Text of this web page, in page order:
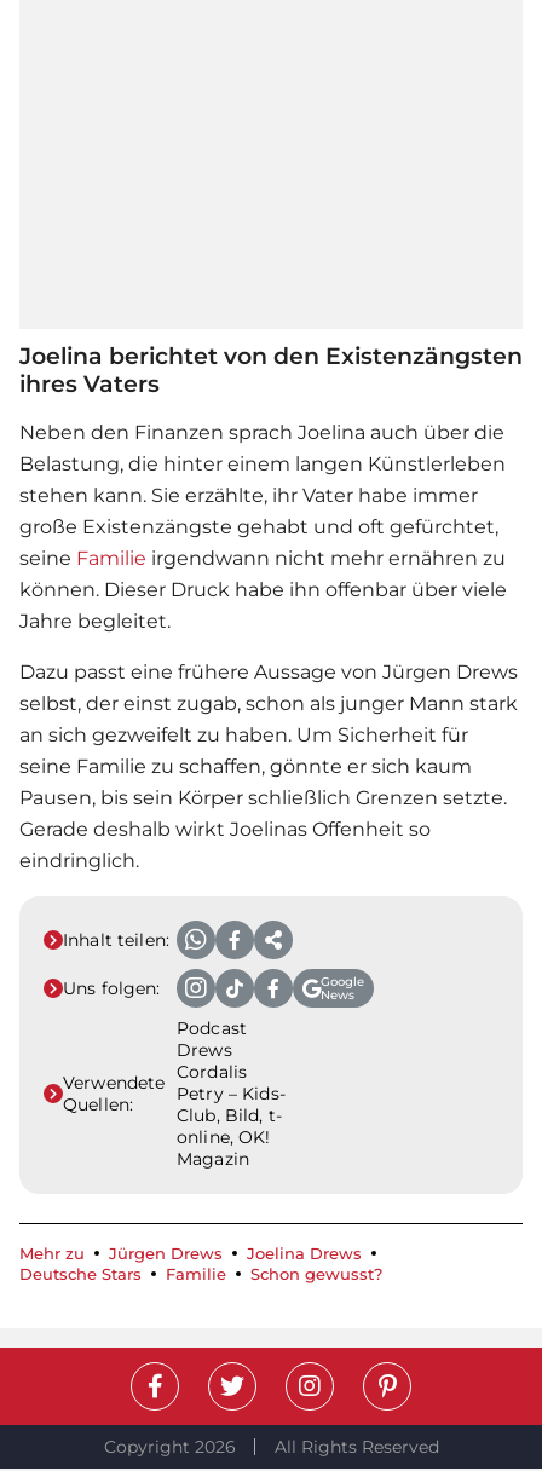
Joelina berichtet von den Existenzängsten
ihres Vaters
Neben den Finanzen sprach Joelina auch über die
Belastung, die hinter einem langen Künstlerleben
stehen kann. Sie erzählte, ihr Vater habe immer
große Existenzängste gehabt und oft gefürchtet,
seine Familie irgendwann nicht mehr ernähren zu
können. Dieser Druck habe ihn offenbar über viele
Jahre begleitet.
Dazu passt eine frühere Aussage von Jürgen Drews
selbst, der einst zugab, schon als junger Mann stark
an sich gezweifelt zu haben. Um Sicherheit für
seine Familie zu schaffen, gönnte er sich kaum
Pausen, bis sein Körper schließlich Grenzen setzte.
Gerade deshalb wirkt Joelinas Offenheit so
eindringlich.
Inhalt teilen:
Uns folgen:
Google
News
Verwendete
Quellen:
Podcast
Drews
Cordalis
Petry – Kids-
Club, Bild, t-
online, OK!
Magazin
Mehr zu Jürgen Drews
Joelina Drews
Deutsche Stars
Familie Schon gewusst?
Copyright 2026 All Rights Reserved